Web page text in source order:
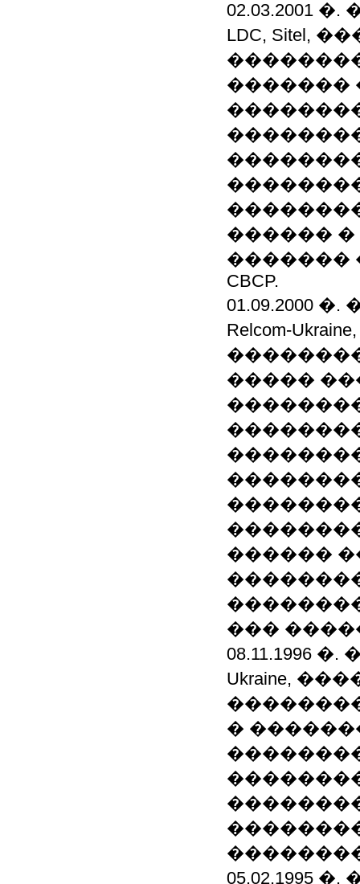
02.03.2001
LDC,
�������
������ �
�������
CBCP.
01.09.2000
Relcom-
�����
������
���
08.11.1996 �.
Ukraine,
�
05.02.1995